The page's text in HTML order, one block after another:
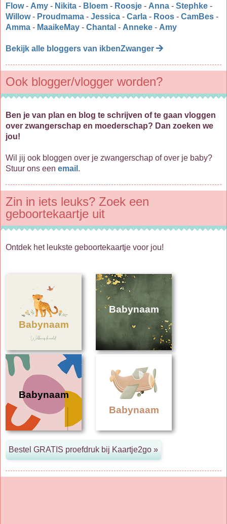
Flow- Amy - Nikita - Bloem - Roosje - Anna - Stephke -
Willow- Proudmama - Jessica - Carla - Roos - CamBes -
Amma - MaaikeMay - Chantal - Anneke - Amy
Bekijk alle bloggers van ikbenZwanger
Ook blogger/vlogger worden?
Ben je van plan en blog te schrijven of te gaan vloggen
over zwangerschap en moederschap? Dan zoeken we
jou!
Wil jij ook bloggen over je zwangerschap of over je baby?
Stuur ons een email .
Zin in iets leuks? Zoek een
geboortekaartje uit
Ontdek het leukste geboortekaartje voor jou!
Babynaam
Babynaam
Babynaam
Babynaam